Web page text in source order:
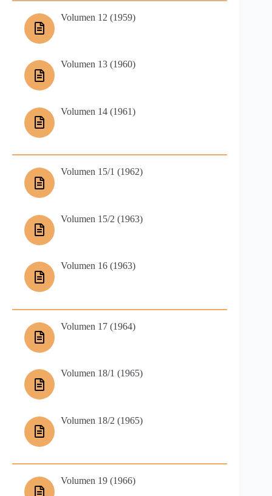
Volumen 12 (1959)
Volumen 13 (1960)
Volumen 14 (1961)
Volumen 15/1 (1962)
Volumen 15/2 (1963)
Volumen 16 (1963)
Volumen 17 (1964)
Volumen 18/1 (1965)
Volumen 18/2 (1965)
Volumen 19 (1966)